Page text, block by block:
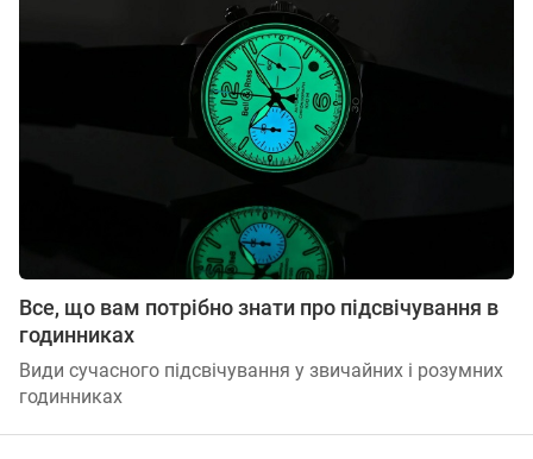
Все, що вам потрібно знати про підсвічування в
годинниках
Види сучасного підсвічування у звичайних і розумних
годинниках